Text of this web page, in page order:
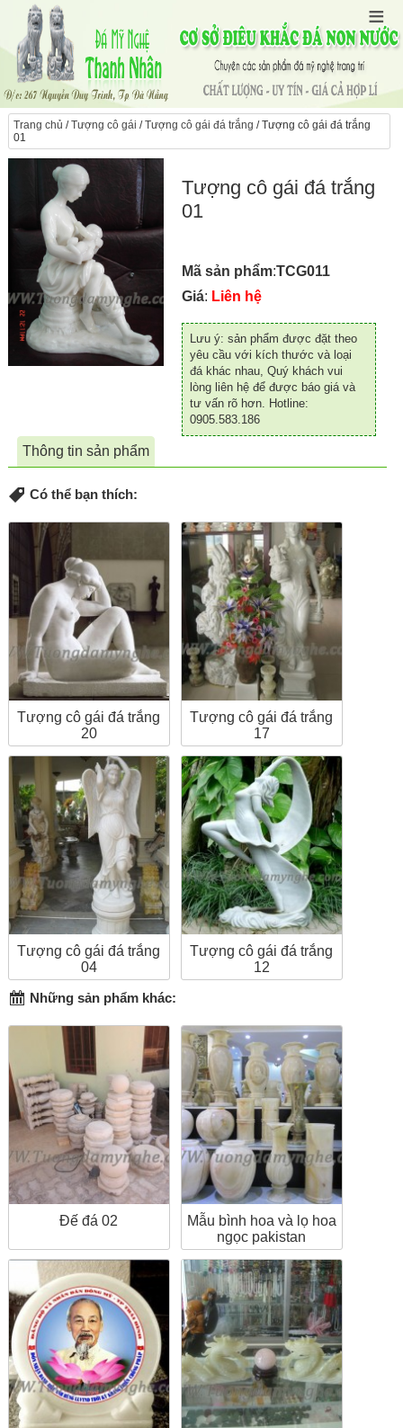
Trang chủ /Tượng cô gái /Tượng cô gái đá trắng / Tượng cô gái đá trắng
01
Tượng cô gái đá trắng
01
Mã sản phẩm:TCG011
Giá: Liên hệ
Lưu ý: sản phẩm được đặt theo
yêu cầu với kích thước và loại
đá khác nhau, Quý khách vui
lòng liên hệ để được báo giá và
tư vấn rõ hơn. Hotline:
0905.583.186
Thông tin sản phẩm
Có thể bạn thích:
Tượng cô gái đá trắng
20
Tượng cô gái đá trắng
17
Tượng cô gái đá trắng
04
Tượng cô gái đá trắng
12
Những sản phẩm khác:
Đế đá 02
Mẫu bình hoa và lọ hoa
ngọc pakistan